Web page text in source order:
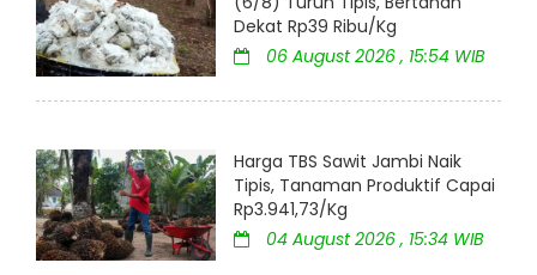
Dekat Rp39 Ribu/Kg
06 August 2026 , 15:54 WIB
Harga TBS Sawit Jambi Naik
Tipis, Tanaman Produktif Capai
Rp3.941,73/Kg
04 August 2026 , 15:34 WIB